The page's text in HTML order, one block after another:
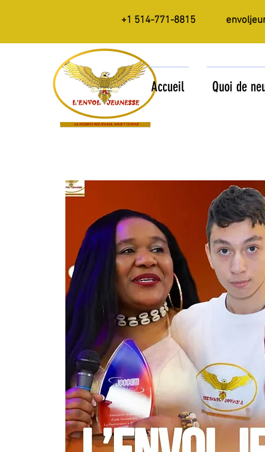
+1 514-771-8815
Accueil Quoi de